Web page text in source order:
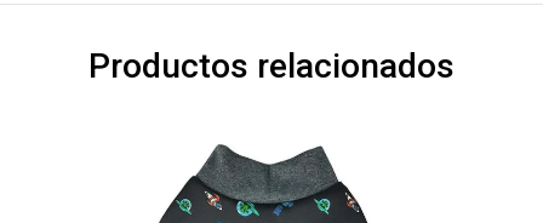
Productos relacionados